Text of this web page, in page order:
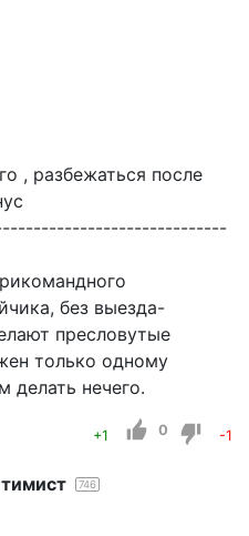
, разбежаться после
без выезда-
пресловутые
только одному
делать нечего.
+1 0 -1
746